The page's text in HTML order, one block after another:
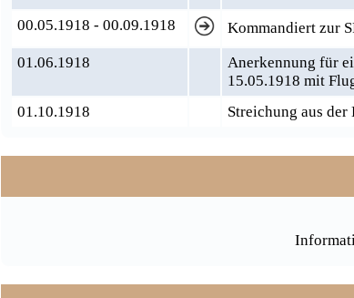
00.05.1918 - 00.09.1918
Kommandiert zur
01.06.1918
Anerkennung für
15.05.1918 mit
01.10.1918
Streichung aus